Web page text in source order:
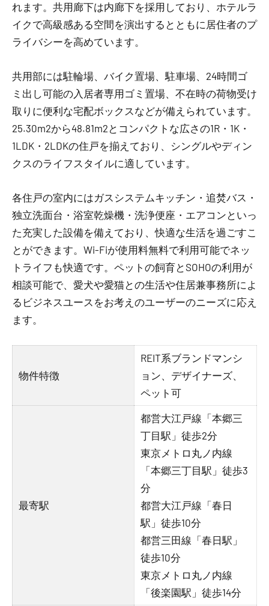
れます。共用廊下は内廊下を採用しており、ホテルラ
イクで高級感ある空間を演出するとともに居住者のプ
ライバシーを高めています。
共用部には駐輪場、バイク置場、駐車場、24時間ゴ
ミ出し可能の入居者専用ゴミ置場、不在時の荷物受け
取りに便利な宅配ボックスなどが備えられています。
25.30m2から48.81m2とコンパクトな広さの1R・1K・
1LDK・2LDKの住戸を揃えており、シングルやディン
クスのライフスタイルに適しています。
各住戸の室内にはガスシステムキッチン・追焚バス・
独立洗面台・浴室乾燥機・洗浄便座・エアコンといっ
た充実した設備を備えており、快適な生活を過ごすこ
とができます。Wi-Fiが使用料無料で利用可能でネッ
トライフも快適です。ペットの飼育とSOHOの利用が
相談可能で、愛犬や愛猫との生活や住居兼事務所によ
るビジネスユースをお考えのユーザーのニーズに応え
ます。
物件特徴
REIT系ブランドマンシ
ョン、デザイナーズ、
ペット可
最寄駅
都営大江戸線「本郷三
丁目駅」徒歩2分
東京メトロ丸ノ内線
「本郷三丁目駅」徒歩3
分
都営大江戸線「春日
駅」徒歩10分
都営三田線「春日駅」
徒歩10分
東京メトロ丸ノ内線
「後楽園駅」徒歩14分